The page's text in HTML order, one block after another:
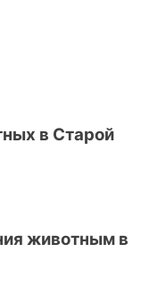
в Старой
животным в